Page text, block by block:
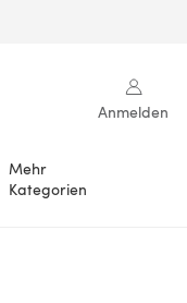
Anmelden
Mehr
Kategorien